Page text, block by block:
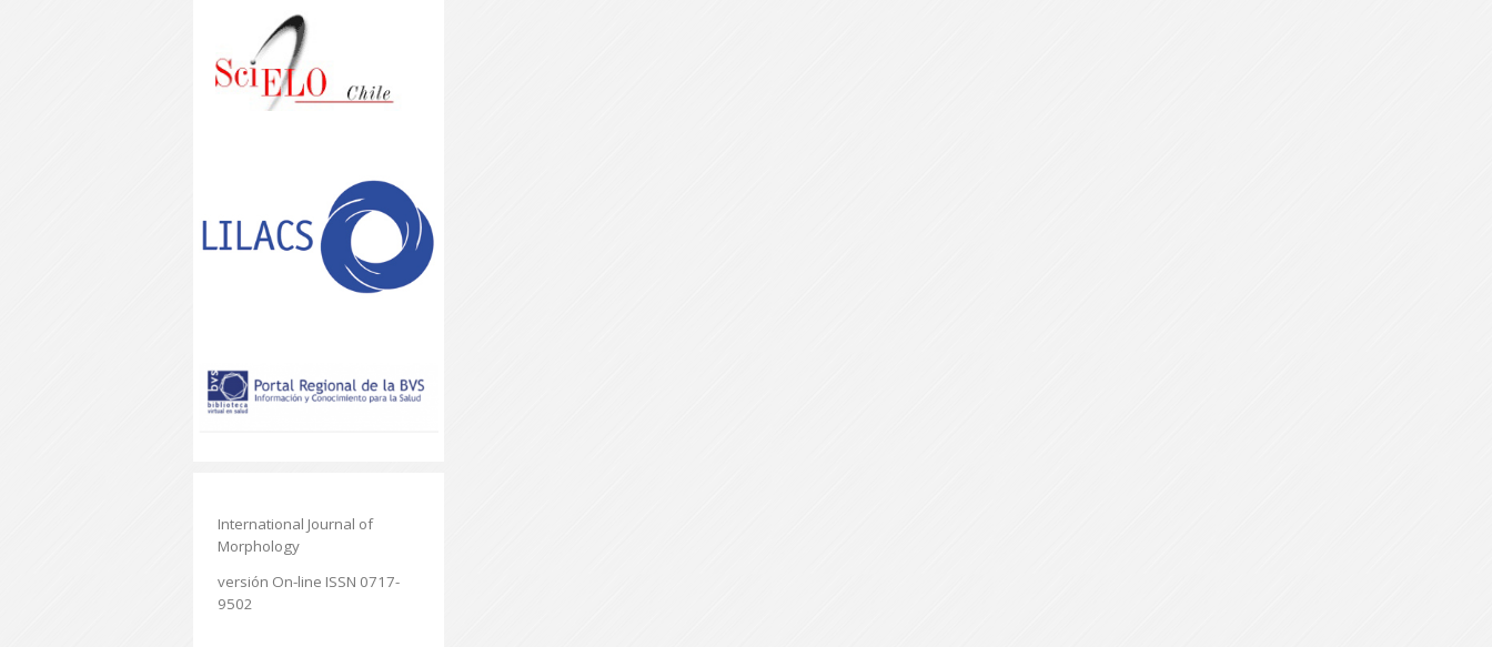
International Journal of
Morphology
versión On-line ISSN 0717-
9502